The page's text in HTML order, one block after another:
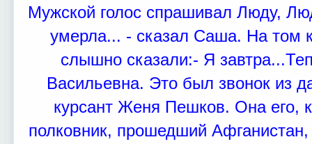
Мужской голос спрашивал Люду,
умерла... - сказал Саша. На том
слышно сказали:- Я завтра...
Васильевна. Это был звонок из
курсант Женя Пешков. Она его,
полковник, прошедший